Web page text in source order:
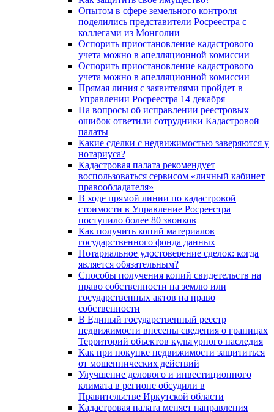
Опытом в сфере земельного контроля
поделились представители Росреестра с
коллегами из Монголии
Оспорить приостановление кадастрового
учета можно в апелляционной комиссии
Оспорить приостановление кадастрового
учета можно в апелляционной комиссии
Прямая линия с заявителями пройдет в
Управлении Росреестра 14 декабря
На вопросы об исправлении реестровых
ошибок ответили сотрудники Кадастровой
палаты
Какие сделки с недвижимостью заверяются у
нотариуса?
Кадастровая палата рекомендует
воспользоваться сервисом «личный кабинет
правообладателя»
В ходе прямой линии по кадастровой
стоимости в Управление Росреестра
поступило более 80 звонков
Как получить копий материалов
государственного фонда данных
Нотариальное удостоверение сделок: когда
является обязательным?
Способы получения копий свидетельств на
право собственности на землю или
государственных актов на право
собственности
В Единый государственный реестр
недвижимости внесены сведения о границах
Территорий объектов культурного наследия
Как при покупке недвижимости защититься
от мошеннических действий
Улучшение делового и инвестиционного
климата в регионе обсудили в
Правительстве Иркутской области
Кадастровая палата меняет направления